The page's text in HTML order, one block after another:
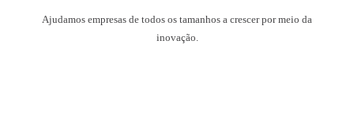
Ajudamos empresas de todos os tamanhos a crescer por meio da
inovação.